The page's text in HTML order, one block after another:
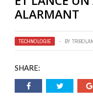
ALARMANT
TECHNOLOGIE BY
SHARE: